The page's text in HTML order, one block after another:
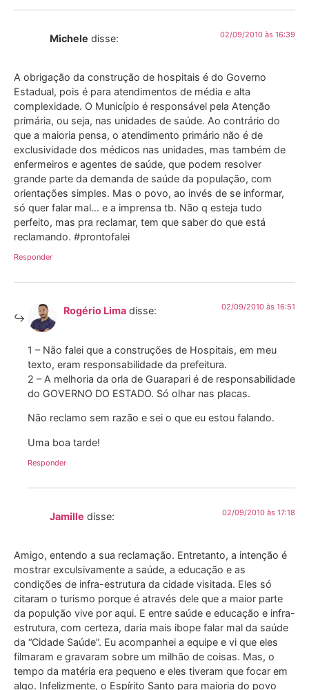
Michele disse: 02/09/2010 às 16:39
A obrigação da construção de hospitais é do Governo
Estadual, pois é para atendimentos de média e alta
complexidade. O Município é responsável pela Atenção
primária, ou seja, nas unidades de saúde. Ao contrário do
que a maioria pensa, o atendimento primário não é de
exclusividade dos médicos nas unidades, mas também de
enfermeiros e agentes de saúde, que podem resolver
grande parte da demanda de saúde da população, com
orientações simples. Mas o povo, ao invés de se informar,
só quer falar mal… e a imprensa tb. Não q esteja tudo
perfeito, mas pra reclamar, tem que saber do que está
reclamando. #prontofalei
Responder
Rogério Lima disse: 02/09/2010 às 16:51
1 – Não falei que a construções de Hospitais, em meu
texto, eram responsabilidade da prefeitura.
2 – A melhoria da orla de Guarapari é de responsabilidade
do GOVERNO DO ESTADO. Só olhar nas placas.
Não reclamo sem razão e sei o que eu estou falando.
Uma boa tarde!
Responder
Jamille disse: 02/09/2010 às 17:18
Amigo, entendo a sua reclamação. Entretanto, a intenção é
mostrar exculsivamente a saúde, a educação e as
condições de infra-estrutura da cidade visitada. Eles só
citaram o turismo porque é através dele que a maior parte
da populção vive por aqui. E entre saúde e educação e infra-
estrutura, com certeza, daria mais ibope falar mal da saúde
da “Cidade Saúde”. Eu acompanhei a equipe e vi que eles
filmaram e gravaram sobre um milhão de coisas. Mas, o
tempo da matéria era pequeno e eles tiveram que focar em
algo. Infelizmente, o Espírito Santo para maioria do povo